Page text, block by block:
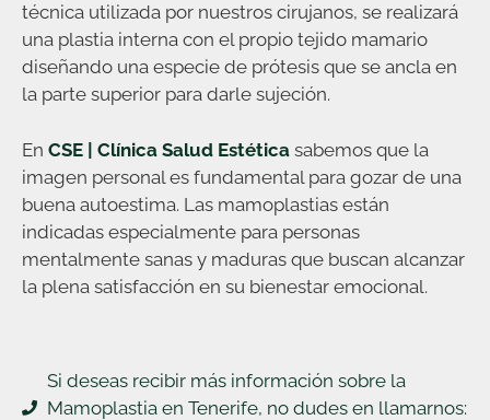
técnica utilizada por nuestros cirujanos, se realizará
una plastia interna con el propio tejido mamario
diseñando una especie de prótesis que se ancla en
la parte superior para darle sujeción.
En CSE | Clínica Salud Estética sabemos que la
imagen personal es fundamental para gozar de una
buena autoestima. Las mamoplastias están
indicadas especialmente para personas
mentalmente sanas y maduras que buscan alcanzar
la plena satisfacción en su bienestar emocional.
Si deseas recibir más información sobre la
Mamoplastia en Tenerife, no dudes en llamarnos: